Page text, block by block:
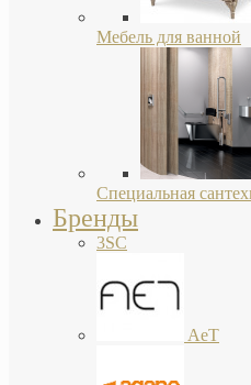
Мебель для ванной
Специальная
Бренды
3SC
AeT